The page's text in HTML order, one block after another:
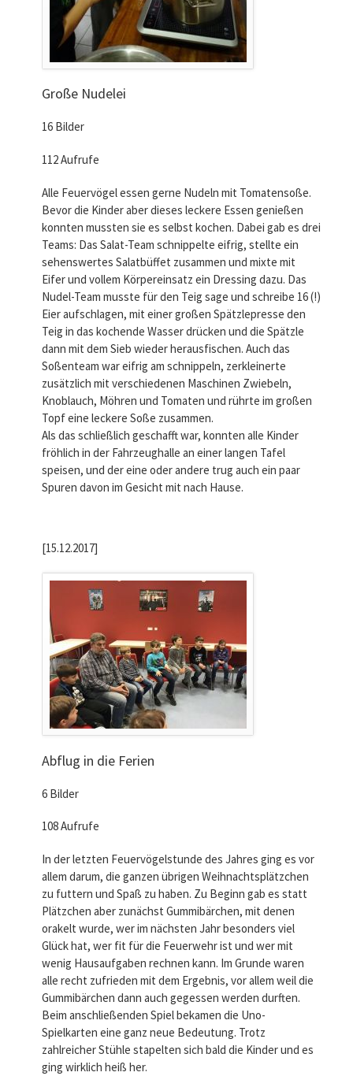
Große Nudelei
16 Bilder
112 Aufrufe
Alle Feuervögel essen gerne Nudeln mit Tomatensoße.
Bevor die Kinder aber dieses leckere Essen genießen
konnten mussten sie es selbst kochen. Dabei gab es drei
Teams: Das Salat-Team schnippelte eifrig, stellte ein
sehenswertes Salatbüffet zusammen und mixte mit
Eifer und vollem Körpereinsatz ein Dressing dazu. Das
Nudel-Team musste für den Teig sage und schreibe 16 (!)
Eier aufschlagen, mit einer großen Spätzlepresse den
Teig in das kochende Wasser drücken und die Spätzle
dann mit dem Sieb wieder herausfischen. Auch das
Soßenteam war eifrig am schnippeln, zerkleinerte
zusätzlich mit verschiedenen Maschinen Zwiebeln,
Knoblauch, Möhren und Tomaten und rührte im großen
Topf eine leckere Soße zusammen.
Als das schließlich geschafft war, konnten alle Kinder
fröhlich in der Fahrzeughalle an einer langen Tafel
speisen, und der eine oder andere trug auch ein paar
Spuren davon im Gesicht mit nach Hause.
[15.12.2017]
Abflug in die Ferien
6 Bilder
108 Aufrufe
In der letzten Feuervögelstunde des Jahres ging es vor
allem darum, die ganzen übrigen Weihnachtsplätzchen
zu futtern und Spaß zu haben. Zu Beginn gab es statt
Plätzchen aber zunächst Gummibärchen, mit denen
orakelt wurde, wer im nächsten Jahr besonders viel
Glück hat, wer fit für die Feuerwehr ist und wer mit
wenig Hausaufgaben rechnen kann. Im Grunde waren
alle recht zufrieden mit dem Ergebnis, vor allem weil die
Gummibärchen dann auch gegessen werden durften.
Beim anschließenden Spiel bekamen die Uno-
Spielkarten eine ganz neue Bedeutung. Trotz
zahlreicher Stühle stapelten sich bald die Kinder und es
ging wirklich heiß her.